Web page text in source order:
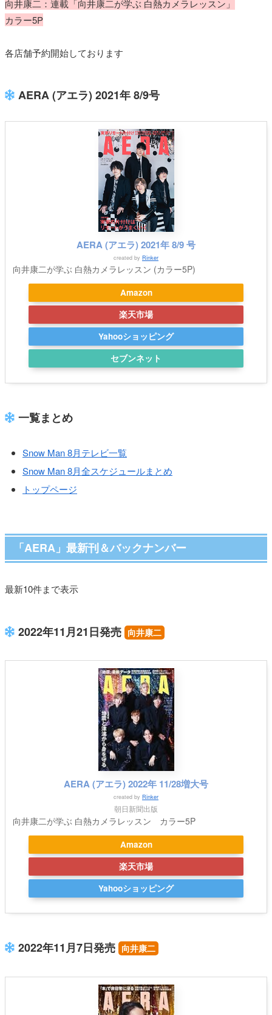
向井康二：連載「向井康二が学ぶ 白熱カメラレッスン」
カラー5P
各店舗予約開始しております
AERA (アエラ) 2021年 8/9号
AERA (アエラ) 2021年 8/9 号
created by Rinker
向井康二が学ぶ 白熱カメラレッスン (カラー5P)
Amazon
楽天市場
Yahooショッピング
セブンネット
一覧まとめ
Snow Man 8月テレビ一覧
Snow Man 8月全スケジュールまとめ
トップページ
「AERA」最新刊＆バックナンバー
最新10件まで表示
2022年11月21日発売 向井康二
AERA (アエラ) 2022年 11/28増大号
created by Rinker
朝日新聞出版
向井康二が学ぶ 白熱カメラレッスン カラー5P
Amazon
楽天市場
Yahooショッピング
2022年11月7日発売 向井康二